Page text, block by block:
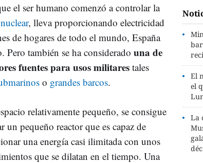
El
el
La
el ser humano comenzó a controlar la
, lleva proporcionando electricidad
de hogares de todo el mundo, España
Pero también se ha considerado una de
fuentes para usos militares tales
o grandes barcos.
relativamente pequeño, se consigue
un pequeño reactor que es capaz de
una energía casi ilimitada con unos
que se dilatan en el tiempo. Una